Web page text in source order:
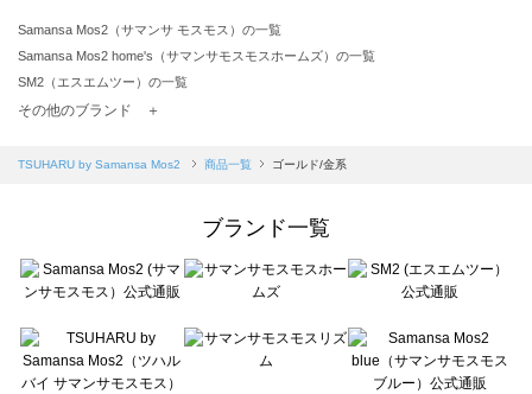
Samansa Mos2（サマンサ モスモス）の一覧
Samansa Mos2 home's（サマンサモスモスホームズ）の一覧
SM2（エスエムツー）の一覧
TSUHARU by Samansa Mos2（ツハルバイサマンサモスモス）の一覧
Samansa Mos2 blue（サマンサモスモス ブルー）の一覧
Te chichi（テチチ）の一覧
Te chichi CLASSIC（テチチ クラシック）の一覧
Lugnoncure（ルノンキュール）の一覧
BETTY'S BLUE（べティーズブルー）の一覧
その他のブランド ＋
TSUHARU by Samansa Mos2 商品一覧 ゴールド/金系
ブランド一覧